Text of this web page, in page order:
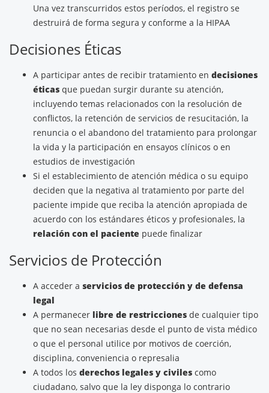
Una vez transcurridos estos períodos, el registro se
destruirá de forma segura y conforme a la HIPAA
Decisiones Éticas
A participar antes de recibir tratamiento en decisiones
éticas que puedan surgir durante su atención,
incluyendo temas relacionados con la resolución de
conflictos, la retención de servicios de resucitación, la
renuncia o el abandono del tratamiento para prolongar
la vida y la participación en ensayos clínicos o en
estudios de investigación
Si el establecimiento de atención médica o su equipo
deciden que la negativa al tratamiento por parte del
paciente impide que reciba la atención apropiada de
acuerdo con los estándares éticos y profesionales, la
relación con el paciente puede finalizar
Servicios de Protección
A acceder a servicios de protección y de defensa
legal
A permanecer libre de restricciones de cualquier tipo
que no sean necesarias desde el punto de vista médico
o que el personal utilice por motivos de coerción,
disciplina, conveniencia o represalia
A todos los derechos legales y civiles como
ciudadano, salvo que la ley disponga lo contrario